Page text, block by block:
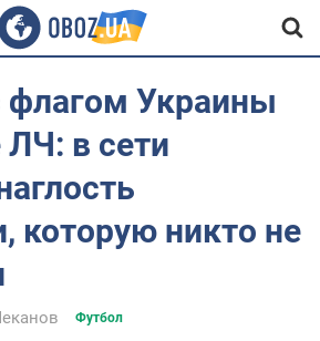
флагом Украины
в сети
которую никто не
Футбол